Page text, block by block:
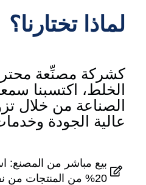
تختارنا؟
مصنِّعة محترفة
اكتسبنا سمعة
من خلال تزويد
الجودة وخدمات
مباشر من المصنع: استمتع